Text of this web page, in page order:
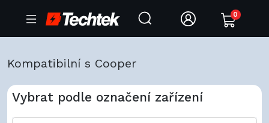
0
Kompatibilní s Cooper
Vybrat podle označení zařízení